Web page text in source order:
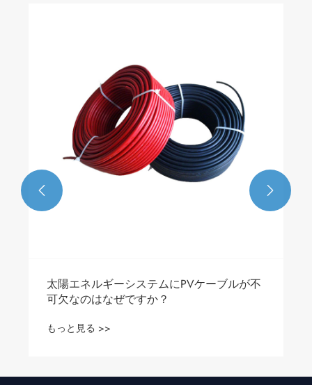
太陽エネルギーシステムにPVケーブルが不
可欠なのはなぜですか？
もっと見る >>
 